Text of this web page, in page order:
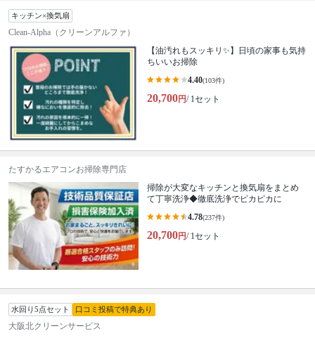
キッチン×換気扇
Clean-Alpha（クリーンアルファ）
【油汚れもスッキリ✨】日頃の家事も気持
ちいいお掃除
4.40(103件)
20,700円/ 1セット
たすかるエアコンお掃除専門店
掃除が大変なキッチンと換気扇をまとめ
て丁寧洗浄◆徹底洗浄でピカピカに
4.78(237件)
20,700円/ 1セット
水回り5点セット 口コミ投稿で特典あり
大阪北クリーンサービス